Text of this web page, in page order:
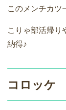
このメンチカツ
こりゃ部活帰り
納得♪
コロッケ